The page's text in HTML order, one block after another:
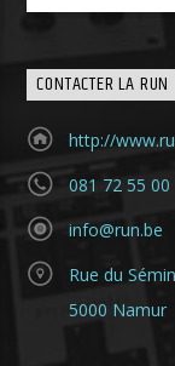
CONTACTER LA RUN
http://
081 72 55 00
info@run.be
Rue du
5000 Namur